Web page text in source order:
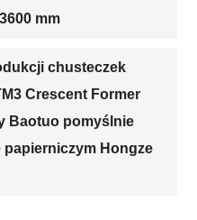
mm
chusteczek
Crescent Former
Baotuo pomyślnie
papierniczym Hongze